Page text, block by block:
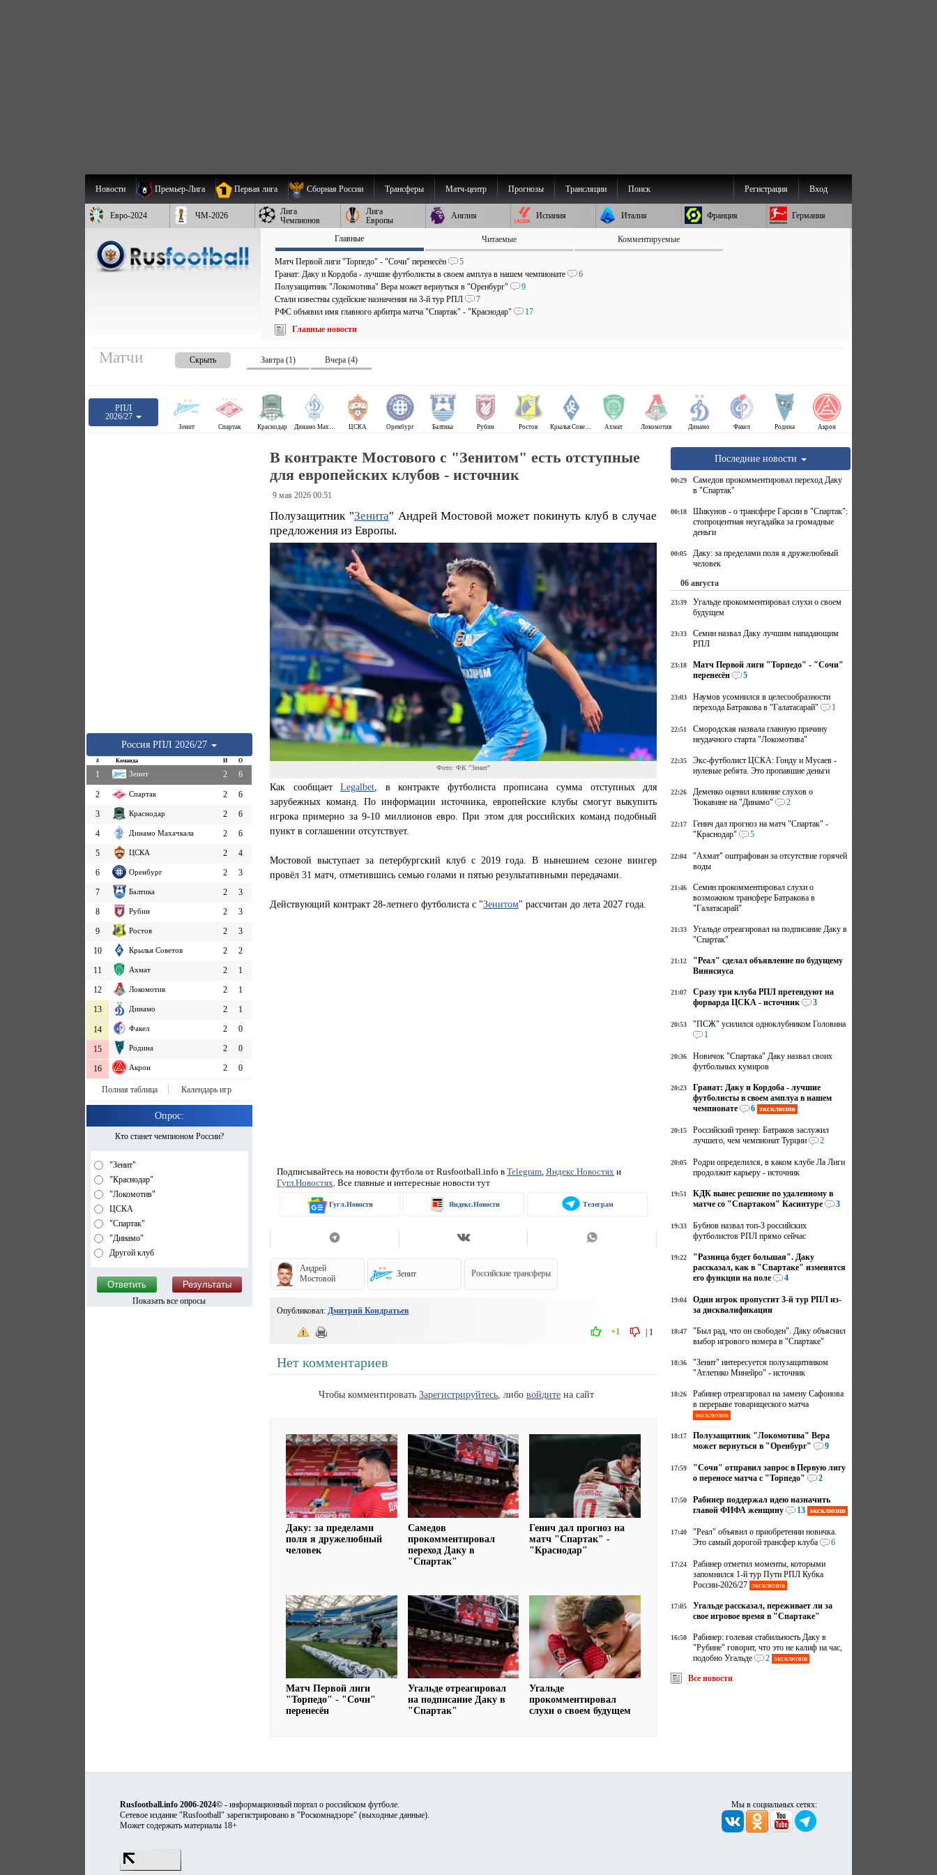
Новости Премьер-Лига Первая лига Сборная России Трансферы Матч-центр Прогнозы Трансляции Поиск Вход
Регистрация
Евро-2024 ЧМ-2026
Лига
Чемпионов
Лига
Европы
Англия Испания Италия Франция Германия
Главные Читаемые Комментируемые
Матч Первой лиги "Торпедо" - "Сочи" перенесён
5
Гранат: Даку и Кордоба - лучшие футболисты в своем амплуа в нашем чемпионате
6
Полузащитник "Локомотива" Вера может вернуться в "Оренбург"
9
Стали известны судейские назначения на 3-й тур РПЛ
7
РФС объявил имя главного арбитра матча "Спартак" - "Краснодар"
17
Главные новости
Матчи Скрыть Завтра (1) Вчера (4)
РПЛ
2026/27
Зенит Спартак Краснодар Динамо Махачкала ЦСКА Оренбург Балтика Рубин Ростов Крылья Советов Ахмат Локомотив Динамо Факел Родина Акрон
Россия РПЛ 2026/27
# Команда И О
1 Зенит 2 6
2 Спартак 2
6
3
Краснодар 2
6
4
Динамо Махачкала 2
6
5
ЦСКА 2
4
6
Оренбург 2
3
7
Балтика 2
3
8
Рубин 2
3
9
Ростов 2
3
10
Крылья Советов 2
2
11
Ахмат 2
1
12
Локомотив 2
1
13
Динамо 2 1
14 Факел 2 0
15 Родина 2 0
16 Акрон 2 0
Полная таблица Календарь игр
Опрос:
Кто станет чемпионом России?
"Зенит"
"Краснодар"
"Локомотив"
ЦСКА
"Спартак"
"Динамо"
Другой клуб
Показать все опросы
В контракте Мостового с "Зенитом" есть отступные
для европейских клубов - источник
9 мая 2026 00:51
Полузащитник "Зенита" Андрей Мостовой может покинуть клуб в случае
предложения из Европы.
Фото: ФК "Зенит"
Как сообщаетLegalbet , в контракте футболиста прописана сумма отступных для
зарубежных команд. По информации источника, европейские клубы смогут выкупить
игрока примерно за 9-10 миллионов евро. При этом для российских команд подобный
пункт в соглашении отсутствует.
Мостовой выступает за петербургский клуб с 2019 года. В нынешнем сезоне вингер
провёл 31 матч, отметившись семью голами и пятью результативными передачами.
Действующий контракт 28-летнего футболиста с "Зенитом" рассчитан до лета 2027 года.
Подписывайтесь на новости футбола от Rusfootball.info в Telegram, Яндекс.Новостях и
Гугл.Новостях . Все главные и интересные новости тут
Гугл.Новости Яндекс.Новости Телеграм
Андрей
Мостовой
Зенит Российские трансферы
Опубликовал: Дмитрий Кондратьев
| 1
+1
Нет комментариев
Чтобы комментировать Зарегистрируйтесь, либо войдитена сайт
Даку: за пределами
поля я дружелюбный
человек
Самедов
прокомментировал
переход Даку в
"Спартак"
Генич дал прогноз на
матч "Спартак" -
"Краснодар"
Матч Первой лиги
"Торпедо" - "Сочи"
перенесён
Угальде отреагировал
на подписание Даку в
"Спартак"
Угальде
прокомментировал
слухи о своем будущем
Последние новости
00:29
Самедов прокомментировал переход Даку
в "Спартак"
00:18
Шикунов - о трансфере Гарсии в "Спартак":
стопроцентная неугадайка за громадные
деньги
00:05
Даку: за пределами поля я дружелюбный
человек
06 августа
23:39
Угальде прокомментировал слухи о своем
будущем
23:33
Семин назвал Даку лучшим нападающим
РПЛ
23:18
Матч Первой лиги "Торпедо" - "Сочи"
перенесён
5
23:03
Наумов усомнился в целесообразности
перехода Батракова в "Галатасарай"
1
22:51
Смородская назвала главную причину
неудачного старта "Локомотива"
22:35
Экс-футболист ЦСКА: Гонду и Мусаев -
нулевые ребята. Это пропавшие деньги
22:26
Деменко оценил влияние слухов о
Тюкавине на "Динамо"
2
22:17
Генич дал прогноз на матч "Спартак" -
"Краснодар"
5
22:04
"Ахмат" оштрафован за отсутствие горячей
воды
21:46
Семин прокомментировал слухи о
возможном трансфере Батракова в
"Галатасарай"
21:33
Угальде отреагировал на подписание Даку в
"Спартак"
21:12
"Реал" сделал объявление по будущему
Винисиуса
21:07
Сразу три клуба РПЛ претендуют на
форварда ЦСКА - источник
3
20:53
"ПСЖ" усилился одноклубником Головина
1
20:36
Новичок "Спартака" Даку назвал своих
футбольных кумиров
20:23
Гранат: Даку и Кордоба - лучшие
футболисты в своем амплуа в нашем
чемпионате
6 эксклюзив
20:15
Российский тренер: Батраков заслужил
лучшего, чем чемпионат Турции
2
20:05
Родри определился, в каком клубе Ла Лиги
продолжит карьеру - источник
19:51
КДК вынес решение по удаленному в
матче со "Спартаком" Касинтуре
3
19:33
Бубнов назвал топ-3 российских
футболистов РПЛ прямо сейчас
19:22
"Разница будет большая". Даку
рассказал, как в "Спартаке" изменятся
его функции на поле
4
19:04
Один игрок пропустит 3-й тур РПЛ из-
за дисквалификации
18:47
"Был рад, что он свободен". Даку объяснил
выбор игрового номера в "Спартаке"
18:36
"Зенит" интересуется полузащитником
"Атлетико Минейро" - источник
18:26
Рабинер отреагировал на замену Сафонова
в перерыве товарищеского матча
эксклюзив
18:17
Полузащитник "Локомотива" Вера
может вернуться в "Оренбург"
9
17:59
"Сочи" отправил запрос в Первую лигу
о переносе матча с "Торпедо"
2
17:50
Рабинер поддержал идею назначить
главой ФИФА женщину
13 эксклюзив
17:40
"Реал" объявил о приобретении новичка.
Это самый дорогой трансфер клуба
6
17:24
Рабинер отметил моменты, которыми
запомнился 1-й тур Пути РПЛ Кубка
России-2026/27 эксклюзив
17:05
Угальде рассказал, переживает ли за
свое игровое время в "Спартаке"
16:50
Рабинер: голевая стабильность Даку в
"Рубине" говорит, что это не калиф на час,
подобно Угальде
2 эксклюзив
Все новости
Rusfootball.info 2006-2024© - информационный портал о российском футболе.
Сетевое издание "Rusfootball" зарегистрировано в "Роскомнадзоре" (выходные данные).
Может содержать материалы 18+
Мы в социальных сетях: